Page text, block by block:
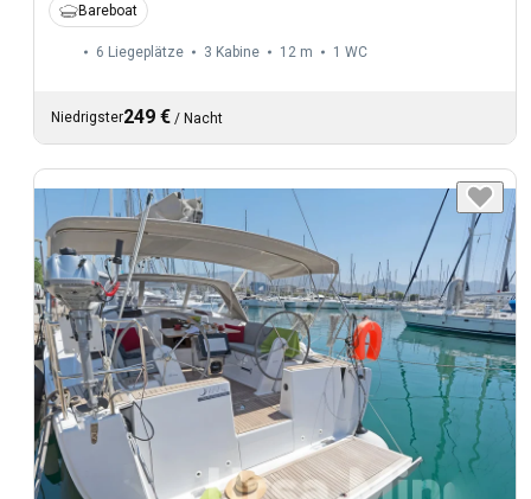
Bareboat
6 Liegeplätze 3 Kabine 12 m 1 WC
Niedrigster249 € / Nacht